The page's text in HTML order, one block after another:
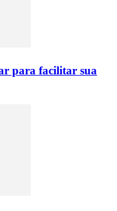
para facilitar sua